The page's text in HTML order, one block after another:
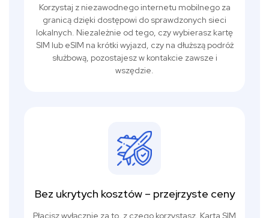
Korzystaj z niezawodnego internetu mobilnego za
granicą dzięki dostępowi do sprawdzonych sieci
lokalnych. Niezależnie od tego, czy wybierasz kartę
SIM lub eSIM na krótki wyjazd, czy na dłuższą podróż
służbową, pozostajesz w kontakcie zawsze i
wszędzie.
Bez ukrytych kosztów – przejrzyste ceny
Płacisz wyłącznie za to, z czego korzystasz. Karta SIM